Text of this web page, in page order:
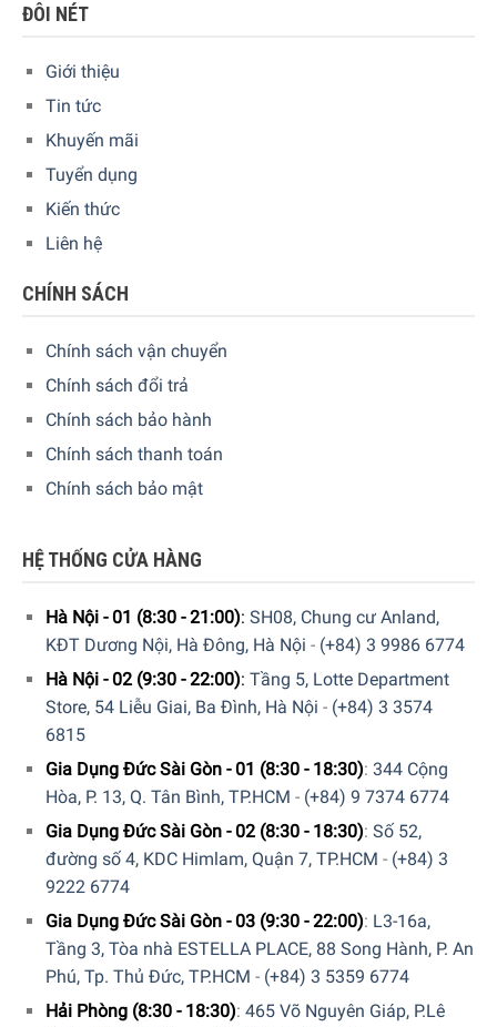
ĐÔI NÉT
Giới thiệu
Tin tức
Khuyến mãi
Tuyển dụng
Kiến thức
Liên hệ
CHÍNH SÁCH
Chính sách vận chuyển
Chính sách đổi trả
Chính sách bảo hành
Chính sách thanh toán
Chính sách bảo mật
HỆ THỐNG CỬA HÀNG
Hà Nội - 01 (8:30 - 21:00): SH08, Chung cư Anland,
KĐT Dương Nội, Hà Đông, Hà Nội - (+84) 3 9986 6774
Hà Nội - 02 (9:30 - 22:00): Tầng 5, Lotte Department
Store, 54 Liễu Giai, Ba Đình, Hà Nội - (+84) 3 3574
6815
Gia Dụng Đức Sài Gòn - 01 (8:30 - 18:30): 344 Cộng
Hòa, P. 13, Q. Tân Bình, TP.HCM - (+84) 9 7374 6774
Gia Dụng Đức Sài Gòn - 02 (8:30 - 18:30): Số 52,
đường số 4, KDC Himlam, Quận 7, TP.HCM - (+84) 3
9222 6774
Gia Dụng Đức Sài Gòn - 03 (9:30 - 22:00): L3-16a,
Tầng 3, Tòa nhà ESTELLA PLACE, 88 Song Hành, P. An
Phú, Tp. Thủ Đức, TP.HCM - (+84) 3 5359 6774
Hải Phòng (8:30 - 18:30): 465 Võ Nguyên Giáp, P.Lê